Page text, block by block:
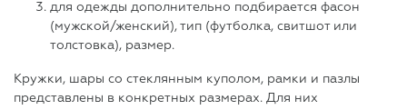
для одежды дополнительно подбирается фасон
(мужской/женский), тип (футболка, свитшот или
толстовка), размер.
Кружки, шары со стеклянным куполом, рамки и пазлы
представлены в конкретных размерах. Для них